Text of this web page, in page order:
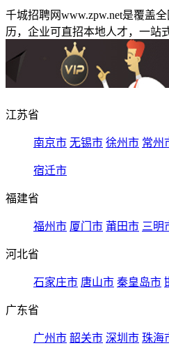
千城招聘网www.zpw.net是覆盖
历，企业可直招本地人才，一站
江苏省
南京市 无锡市 徐州市 常州
宿迁市
福建省
福州市 厦门市 莆田市 三明
河北省
石家庄市 唐山市 秦皇岛市
广东省
广州市 韶关市 深圳市 珠海